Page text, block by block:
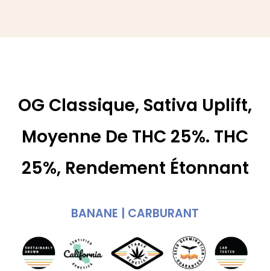
OG Classique, Sativa Uplift,
Moyenne De THC 25%. THC
25%, Rendement Étonnant
BANANE | CARBURANT